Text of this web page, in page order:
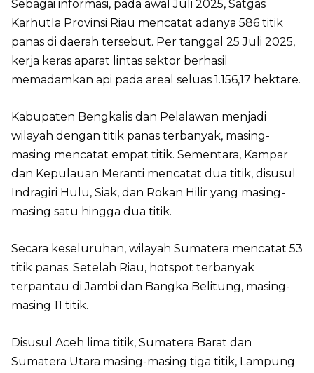
Sebagai informasi, pada awal Juli 2025, Satgas
Karhutla Provinsi Riau mencatat adanya 586 titik
panas di daerah tersebut. Per tanggal 25 Juli 2025,
kerja keras aparat lintas sektor berhasil
memadamkan api pada areal seluas 1.156,17 hektare.
Kabupaten Bengkalis dan Pelalawan menjadi
wilayah dengan titik panas terbanyak, masing-
masing mencatat empat titik. Sementara, Kampar
dan Kepulauan Meranti mencatat dua titik, disusul
Indragiri Hulu, Siak, dan Rokan Hilir yang masing-
masing satu hingga dua titik.
Secara keseluruhan, wilayah Sumatera mencatat 53
titik panas. Setelah Riau, hotspot terbanyak
terpantau di Jambi dan Bangka Belitung, masing-
masing 11 titik.
Disusul Aceh lima titik, Sumatera Barat dan
Sumatera Utara masing-masing tiga titik, Lampung